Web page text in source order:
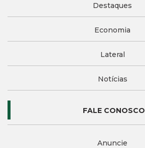
Destaques
Economia
Lateral
Notícias
FALE CONOSCO
Anuncie